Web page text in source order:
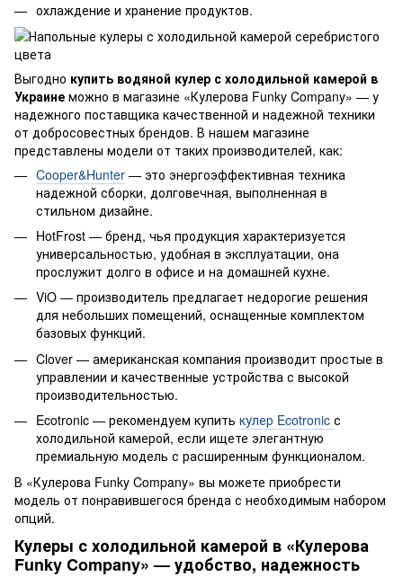
охлаждение и хранение продуктов.
Выгодно купить водяной кулер с холодильной камерой в
Украине можно в магазине «Кулерова Funky Company» — у
надежного поставщика качественной и надежной техники
от добросовестных брендов. В нашем магазине
представлены модели от таких производителей, как:
Cooper&Hunter — это энергоэффективная техника
надежной сборки, долговечная, выполненная в
стильном дизайне.
HotFrost — бренд, чья продукция характеризуется
универсальностью, удобная в эксплуатации, она
прослужит долго в офисе и на домашней кухне.
ViO — производитель предлагает недорогие решения
для небольших помещений, оснащенные комплектом
базовых функций.
Clover — американская компания производит простые в
управлении и качественные устройства с высокой
производительностью.
Ecotronic — рекомендуем купить кулер Ecotronic с
холодильной камерой, если ищете элегантную
премиальную модель с расширенным функционалом.
В «Кулерова Funky Company» вы можете приобрести
модель от понравившегося бренда с необходимым набором
опций.
Кулеры с холодильной камерой в «Кулерова
Funky Company» — удобство, надежность